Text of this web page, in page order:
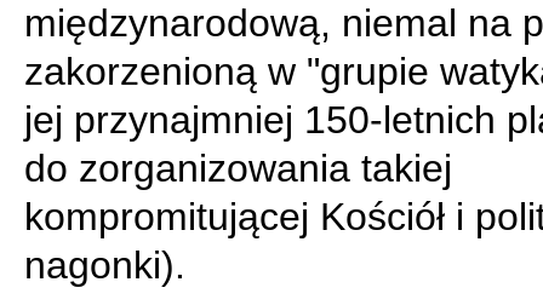
międzynarodową, niemal na
zakorzenioną w "grupie
jej przynajmniej 150-letnich
do zorganizowania takiej
kompromitującej Kościół i
nagonki).